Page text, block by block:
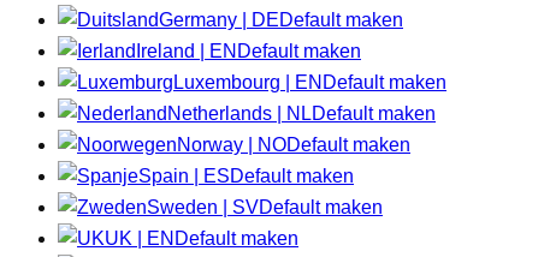
Germany | DEDefault maken
Ireland | EN Default maken
Luxembourg | EN Default maken
Netherlands | NLDefault maken
Norway | NODefault maken
Spain | ESDefault maken
Sweden | SVDefault maken
UK | EN Default maken